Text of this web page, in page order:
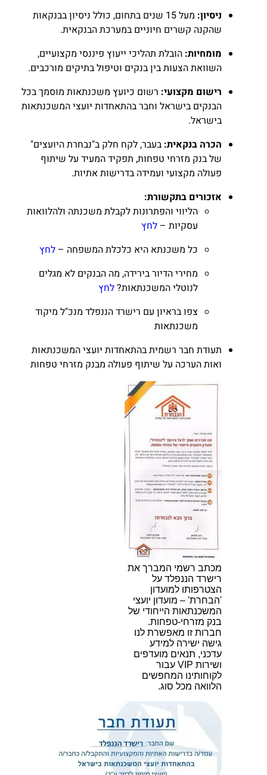
ניסיון:
מעל 15 שנים בתחום, כולל ניסיון בבנקאות
שהקנה קשרים חיוניים במערכת הבנקאית.
מומחיות: הובלת תהליכי ייעוץ פיננסי מקצועיים,
השוואת הצעות בין בנקים וטיפול בתיקים מורכבים.
רישום מקצועי: רשום כיועץ משכנתאות מוסמך בכל
הבנקים בישראל וחבר בהתאחדות יועצי המשכנתאות
בישראל.
הכרה בנקאית: בעבר, לקח חלק ב"נבחרת היועצים"
של בנק מזרחי טפחות, תפקיד המעיד על שיתוף
פעולה מקצועי ועמידה בדרישות אתיות.
אזכורים בתקשורת:
הליווי והפתרונות לקבלת משכנתה ולהלוואות
עסקיות – לחץ
כל משכנתא היא כלכלת המשפחה – לחץ
מחירי הדיור בירידה, מה הבנקים לא מגלים
לנוטלי המשכנתאות?לחץ
צפו בראיון עם רישרד הננפלד מנכ"ל מיקוד
משכנתאות
תעודת חבר רשמית בהתאחדות יועצי המשכנתאות
ואות הערכה על שיתוף פעולה מבנק מזרחי טפחות
מכתב רשמי המברך את
רישרד הננפלד על
הצטרפותו למועדון
'הבחרת' – מועדון יועצי
המשכנתאות הייחודי של
בנק מזרחי-טפחות.
חברות זו מאפשרת לנו
גישה ישירה למידע
עדכני, תנאים מועדפים
ושירות VIP עבור
לקוחותינו המחפשים
הלוואה מכל סוג.